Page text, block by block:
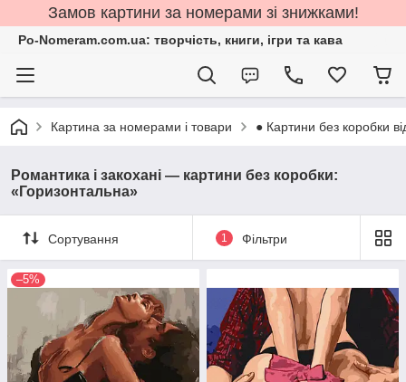
Замов картини за номерами зі знижками!
Po-Nomeram.com.ua: творчість, книги, ігри та кава
Картина за номерами і товари ● Картини без коробки
Романтика і закохані — картини без коробки:
«Горизонтальна»
Сортування 1 Фільтри
–5%